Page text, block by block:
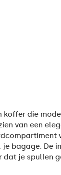
koffer die
van een
bagage. De
je spullen